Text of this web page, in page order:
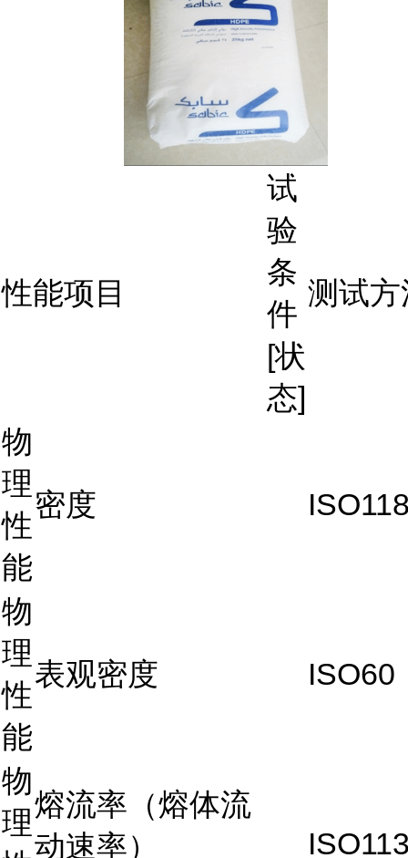
性能项目
试
验
条
件
[状
态]
测试方
物
理
性
能
密度
物
理
性
能
表观密度 ISO60
物
理
熔流率（熔体流
动速率）